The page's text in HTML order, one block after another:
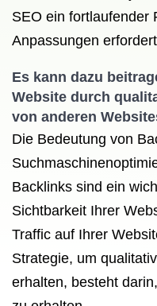
SEO ein fortlaufender
Anpassungen
Es kann dazu
Website durch
von anderen
Die Bedeutung von
Backlinks sind ein
Sichtbarkeit Ihrer
Traffic auf Ihrer
Strategie, um
erhalten, besteht